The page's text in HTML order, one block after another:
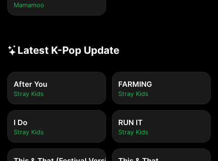
Mamamoo
Latest K-Pop Update
After You
Stray Kids
FARMING
Stray Kids
I Do
Stray Kids
RUN IT
Stray Kids